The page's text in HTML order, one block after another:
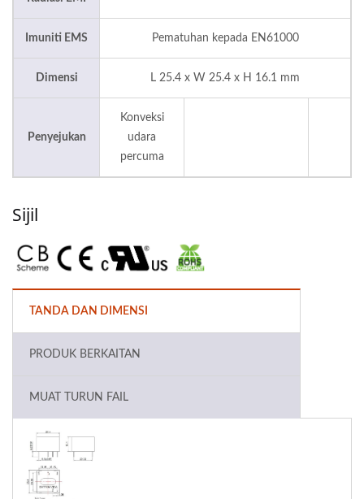
Imuniti EMS Pematuhan kepada EN61000
Dimensi L 25.4 x W 25.4 x H 16.1 mm
Penyejukan
Konveksi
udara
percuma
Sijil
TANDA DAN DIMENSI
PRODUK BERKAITAN
MUAT TURUN FAIL